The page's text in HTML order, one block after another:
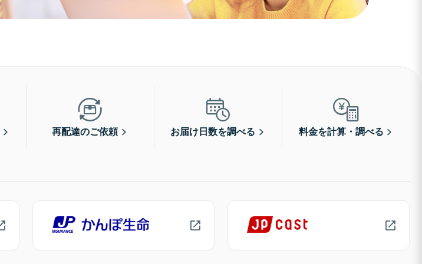
再配達のご依頼 お届け日数を調べる 料金を計算・調べる